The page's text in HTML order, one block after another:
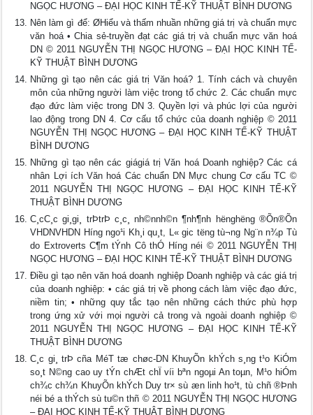
NGỌC HƯƠNG – ĐẠI HỌC KINH TẾ-KỸ THUẬT BÌNH DƯƠNG
Nên làm gì để: ØHiểu và thấm nhuần những giá trị và chuẩn mực
văn hoá • Chia sẻ-truyền đạt các giá trị và chuẩn mực văn hoá
DN © 2011 NGUYỄN THỊ NGỌC HƯƠNG – ĐẠI HỌC KINH TẾ-
KỸ THUẬT BÌNH DƯƠNG
Những gì tạo nên các giá trị Văn hoá? 1. Tính cách và chuyên
môn của những người làm việc trong tổ chức 2. Các chuẩn mực
đạo đức làm việc trong DN 3. Quyền lợi và phúc lợi của người
lao động trong DN 4. Cơ cấu tổ chức của doanh nghiệp © 2011
NGUYỄN THỊ NGỌC HƯƠNG – ĐẠI HỌC KINH TẾ-KỸ THUẬT
BÌNH DƯƠNG
Những gì tạo nên các giágiá trị Văn hoá Doanh nghiệp? Các cá
nhân Lợi ích Văn hoá Các chuẩn DN Mực chung Cơ cấu TC ©
2011 NGUYỄN THỊ NGỌC HƯƠNG – ĐẠI HỌC KINH TẾ-KỸ
THUẬT BÌNH DƯƠNG
C¸cC¸c gi¸gi¸ trÞtrÞ c¸c¸ nh©nnh©n ¶nh¶nh h­ëngh­ëng ®Õn®Õn
VHDNVHDN H­íng ngo¹i Kh¸i qu¸t, L« gic t­ëng tù¬ng Ng¨n n¾p Tù
do Extroverts C¶m tÝnh Cô thÓ H­íng néi © 2011 NGUYỄN THỊ
NGỌC HƯƠNG – ĐẠI HỌC KINH TẾ-KỸ THUẬT BÌNH DƯƠNG
Điều gì tạo nên văn hoá doanh nghiệp Doanh nghiệp và các giá trị
của doanh nghiệp: • các giá trị về phong cách làm việc đạo đức,
niềm tin; • những quy tắc tạo nên những cách thức phù hợp
trong ứng xử với mọi người cả trong và ngoài doanh nghiệp ©
2011 NGUYỄN THỊ NGỌC HƯƠNG – ĐẠI HỌC KINH TẾ-KỸ
THUẬT BÌNH DƯƠNG
C¸c gi¸ trÞ cña MéT tæ chøc-DN KhuyÕn khÝch s¸ng t¹o KiÓm
so¸t N©ng cao uy tÝn chÆt chÏ víi bªn ngoµi An toµn, M¹o hiÓm
ch¾c ch¾n KhuyÕn khÝch Duy tr× sù æn linh ho¹t, tù chñ ®Þnh
néi bé ­a thÝch sù tu©n thñ © 2011 NGUYỄN THỊ NGỌC HƯƠNG
– ĐẠI HỌC KINH TẾ-KỸ THUẬT BÌNH DƯƠNG